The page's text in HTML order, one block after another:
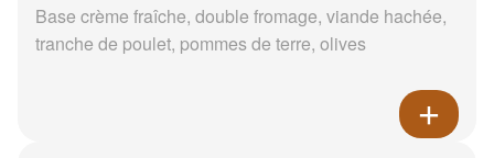
Base crème fraîche, double fromage, viande hachée,
tranche de poulet, pommes de terre, olives